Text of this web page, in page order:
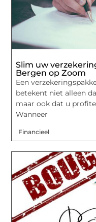
Slim uw
Bergen op Zoom
Een
betekent niet alleen
maar ook dat u
Wanneer
Financieel